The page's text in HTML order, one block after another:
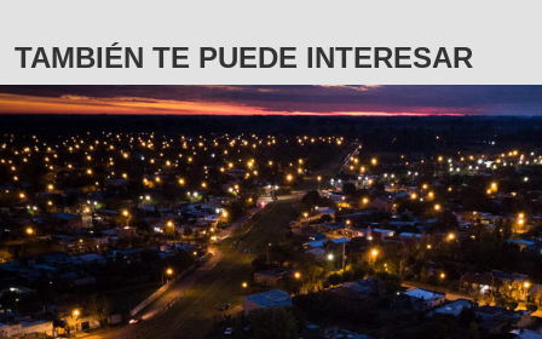
TAMBIÉN TE PUEDE INTERESAR